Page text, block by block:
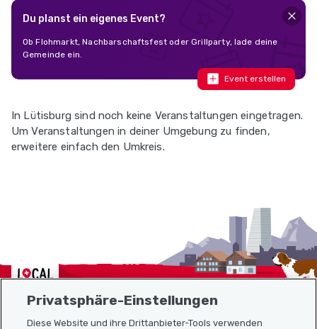
Du planst ein eigenes Event?
Ob Flohmarkt, Nachbarschaftsfest oder Grillparty, lade deine
Gemeinde ein.
Event erstellen
In Lütisburg sind noch keine Veranstaltungen eingetragen.
Um Veranstaltungen in deiner Umgebung zu finden,
erweitere einfach den Umkreis.
Localcities
Privatsphäre-Einstellungen
Diese Website und ihre Drittanbieter-Tools verwenden